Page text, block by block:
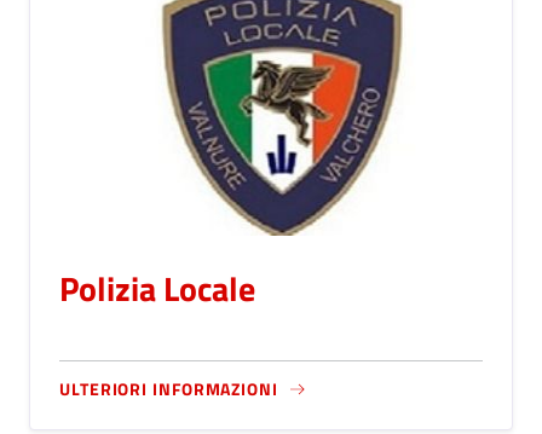
Polizia Locale
ULTERIORI INFORMAZIONI